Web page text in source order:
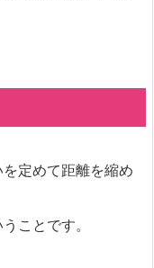
定めて距離を縮め
ことです。